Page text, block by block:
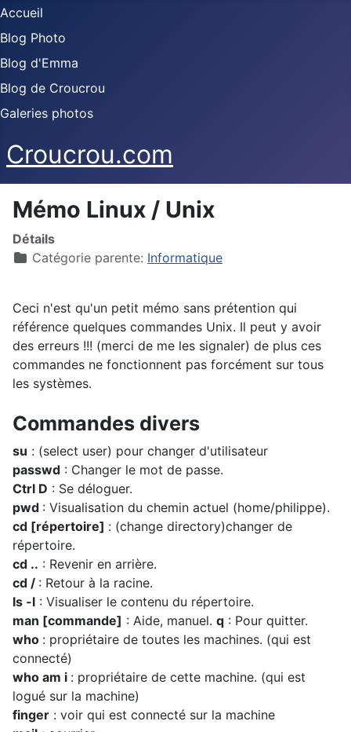
Accueil
Blog Photo
Blog d'Emma
Blog de Croucrou
Galeries photos
Croucrou.com
Mémo Linux / Unix
Détails
Catégorie parente: Informatique
Ceci n'est qu'un petit mémo sans prétention qui
référence quelques commandes Unix. Il peut y avoir
des erreurs !!! (merci de me les signaler) de plus ces
commandes ne fonctionnent pas forcément sur tous
les systèmes.
Commandes divers
su : (select user) pour changer d'utilisateur
passwd : Changer le mot de passe.
Ctrl D : Se déloguer.
pwd : Visualisation du chemin actuel (home/philippe).
cd [répertoire] : (change directory)changer de
répertoire.
cd .. : Revenir en arrière.
cd / : Retour à la racine.
ls -l : Visualiser le contenu du répertoire.
man [commande] : Aide, manuel. q : Pour quitter.
who : propriétaire de toutes les machines. (qui est
connecté)
who am i : propriétaire de cette machine. (qui est
logué sur la machine)
finger : voir qui est connecté sur la machine